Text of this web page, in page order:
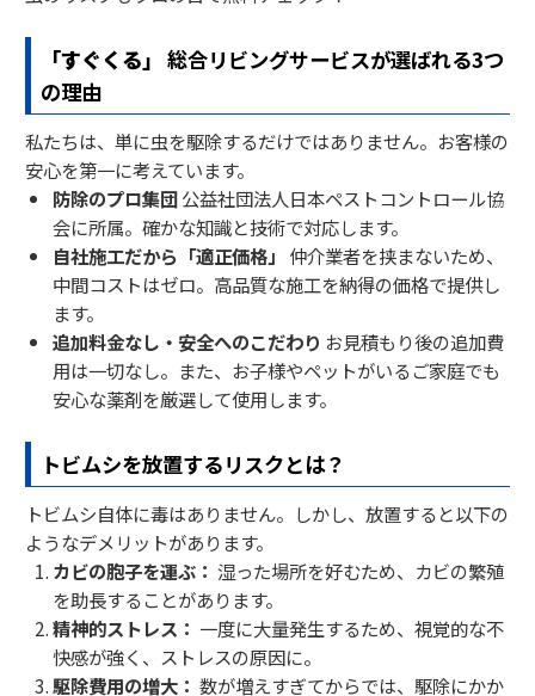
「すぐくる」 総合リビングサービスが選ばれる3つ
の理由
私たちは、単に虫を駆除するだけではありません。お客様の
安心を第一に考えています。
防除のプロ集団公益社団法人日本ペストコントロール協
会に所属。確かな知識と技術で対応します。
自社施工だから「適正価格」 仲介業者を挟まないため、
中間コストはゼロ。高品質な施工を納得の価格で提供し
ます。
追加料金なし・安全へのこだわり お見積もり後の追加費
用は一切なし。また、お子様やペットがいるご家庭でも
安心な薬剤を厳選して使用します。
トビムシを放置するリスクとは？
トビムシ自体に毒はありません。しかし、放置すると以下の
ようなデメリットがあります。
カビの胞子を運ぶ： 湿った場所を好むため、カビの繁殖
を助長することがあります。
精神的ストレス： 一度に大量発生するため、視覚的な不
快感が強く、ストレスの原因に。
駆除費用の増大： 数が増えすぎてからでは、駆除にかか